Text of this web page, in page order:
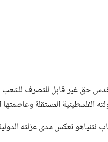
حق غير قابل للتصرف
الفلسطينية المستقلة
نتنياهو تعكس مدى عزلته